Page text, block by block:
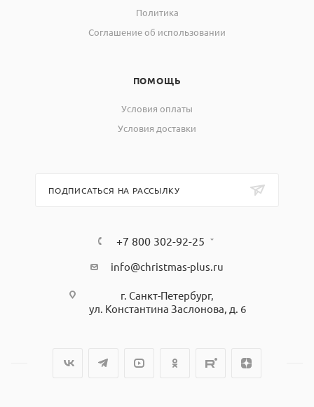
Политика
Соглашение об использовании
ПОМОЩЬ
Условия оплаты
Условия доставки
ПОДПИСАТЬСЯ НА РАССЫЛКУ
+7 800 302-92-25
info@christmas-plus.ru
г. Санкт-Петербург,
ул. Константина Заслонова, д. 6